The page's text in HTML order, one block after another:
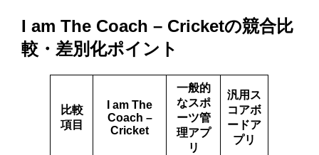
I am The Coach – Cricketの競合比
較・差別化ポイント
比較
項目
I am The
Coach –
Cricket
一般的
なスポ
ーツ管
理アプ
リ
汎用ス
コアボ
ードア
プリ